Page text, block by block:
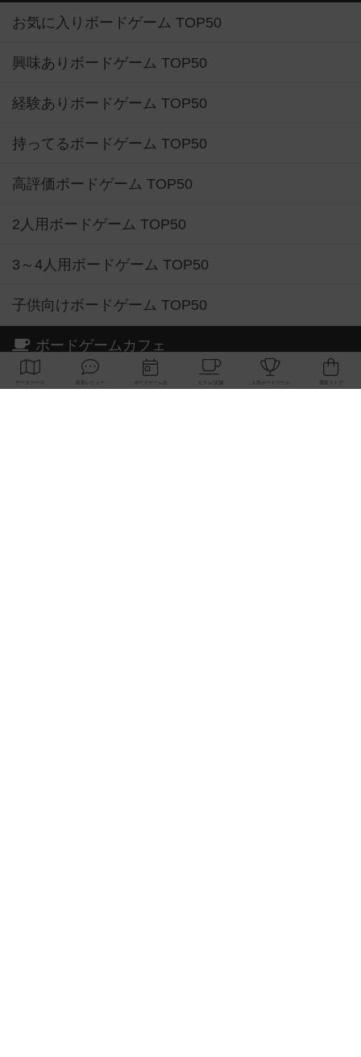
お気に入りボードゲーム TOP50
興味ありボードゲーム TOP50
経験ありボードゲーム TOP50
持ってるボードゲーム TOP50
高評価ボードゲーム TOP50
2人用ボードゲーム TOP50
3～4人用ボードゲーム TOP50
子供向けボードゲーム TOP50
ボードゲームカフェ
東京都のボードゲームカフェ